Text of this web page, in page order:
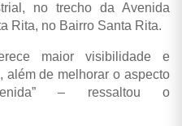
no trecho da Avenida
Rita, no Bairro Santa Rita.
maior visibilidade e
além de melhorar o aspecto
– ressaltou o